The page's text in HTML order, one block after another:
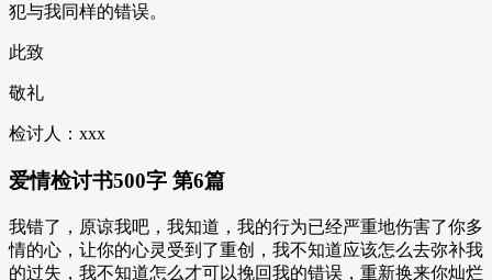
犯与我同样的错误。
此致
敬礼
检讨人：xxx
爱情检讨书500字 第6篇
我错了，原谅我吧，我知道，我的行为已经严重地伤害了你多
情的心，让你的心灵受到了重创，我不知道应该怎么去弥补我
的过失，我不知道怎么才可以挽回我的错误，重新换来你灿烂